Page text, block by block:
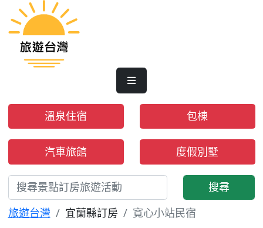
溫泉住宿 包棟
汽車旅館 度假別墅
搜尋
旅遊台灣
宜蘭縣訂房 寬心小站民宿